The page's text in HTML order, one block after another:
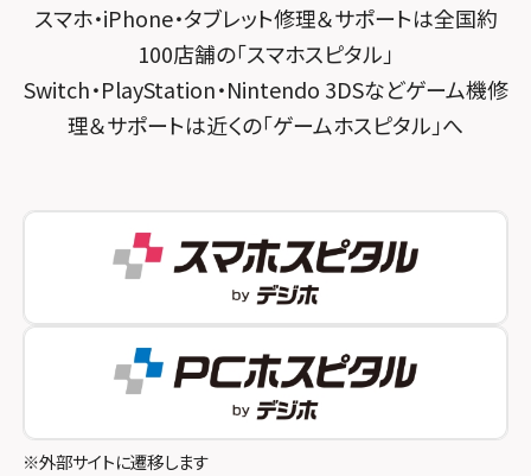
スマホスピタル 神田
スマホスピタル三軒茶屋
スマホスピタル秋葉原
スマホスピタル 自由が丘
スマホスピタルオリナス錦糸町
スマホスピタル テルル成増
スマホスピタル池袋
スマホスピタル八王子
スマホスピタル 京都宇治
スマホスピタル 福知山
スマホスピタル神戸三宮
スマホスピタル by デジホ 姫路キャスパ
スマホスピタル伊丹
スマホスピタル奈良生駒
スマホスピタル和歌山
スマホ・iPhone・タブレット修理＆サポートは全国約
100店舗の「スマホスピタル」
Switch・PlayStation・Nintendo 3DSなどゲーム機修
理＆サポートは近くの「ゲームホスピタル」へ
※外部サイトに遷移します